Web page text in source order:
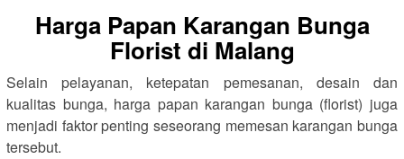
Harga Papan Karangan Bunga
Florist di Malang
Selain pelayanan, ketepatan pemesanan, desain dan
kualitas bunga, harga papan karangan bunga (florist) juga
menjadi faktor penting seseorang memesan karangan bunga
tersebut.